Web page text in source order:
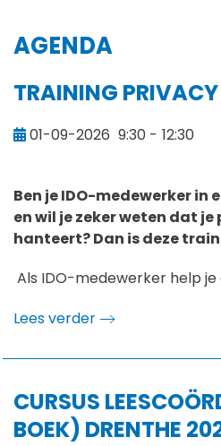
AGENDA
TRAINING
01-09-2026 9:30 - 12:30
Ben je IDO-medewerker in
en wil je zeker weten dat
hanteert? Dan is deze
Als IDO-medewerker help je
Lees verder
CURSUS
BOEK) DRENTHE